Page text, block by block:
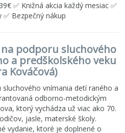
✅ Knižná akcia každý mesiac ✅
✅ Bezpečný nákup
podporu sluchového
a predškolského veku
Kováčová)
vnímania detí raného a
odborno-metodickým
ktorý vychádza už viac ako 70.
jasle, materské školy.
vydanie, ktoré je doplnené o